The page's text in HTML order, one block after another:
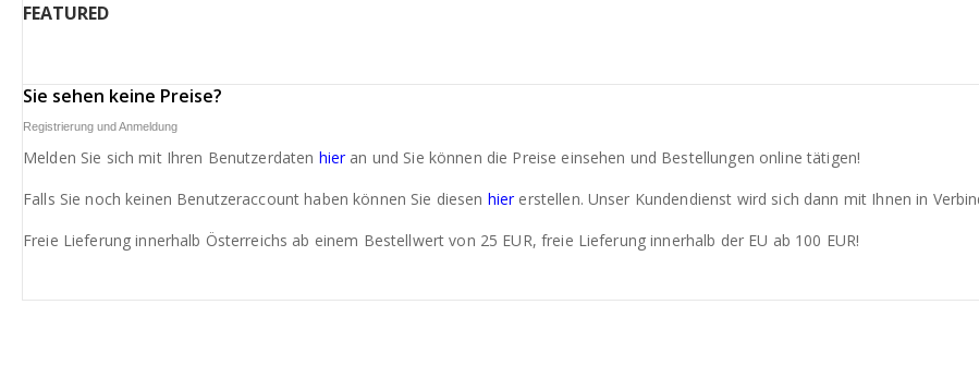
FEATURED
Sie sehen keine Preise?
Registrierung und Anmeldung
Melden Sie sich mit Ihren Benutzerdaten hieran und Sie können die Preise einsehen und Bestellungen online tätigen!
Falls Sie noch keinen Benutzeraccount haben können Sie diesen hiererstellen. Unser Kundendienst wird sich dann mit Ihnen in
Freie Lieferung innerhalb Österreichs ab einem Bestellwert von 25 EUR, freie Lieferung innerhalb der EU ab 100 EUR!